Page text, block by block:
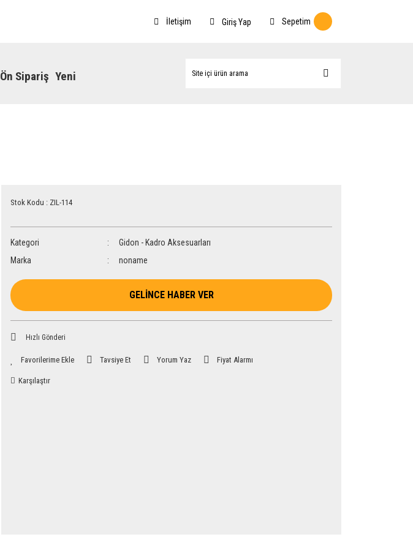
İletişim Giriş Yap Sepetim
Ön Sipariş Yeni
Stok Kodu : ZIL-114
Kategori
Gidon - Kadro Aksesuarları
Marka
noname
GELİNCE HABER VER
Hızlı Gönderi
Tavsiye Et Yorum Yaz Fiyat Alarmı
Karşılaştır